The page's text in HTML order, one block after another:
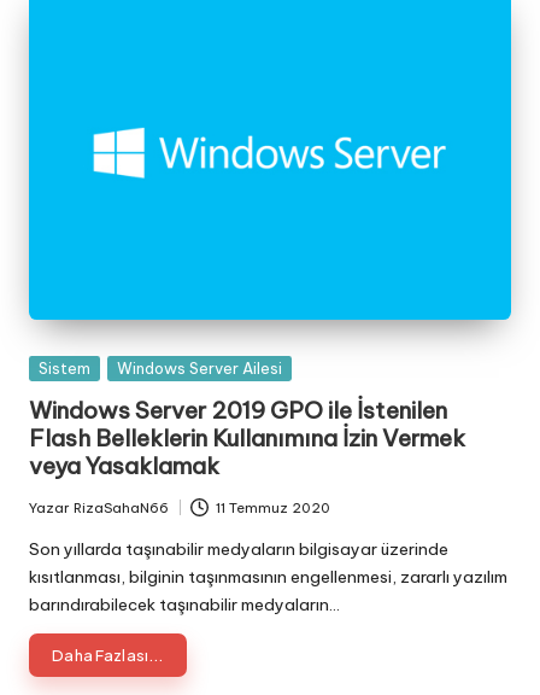
Posted
Sistem Windows Server Ailesi
Windows Server 2019 GPO ile İstenilen
Flash Belleklerin Kullanımına İzin Vermek
veya Yasaklamak
Posted
by
Yazar RizaSahaN66 11 Temmuz 2020
Son yıllarda taşınabilir medyaların bilgisayar üzerinde
kısıtlanması, bilginin taşınmasının engellenmesi, zararlı yazılım
barındırabilecek taşınabilir medyaların…
Daha Fazlası...